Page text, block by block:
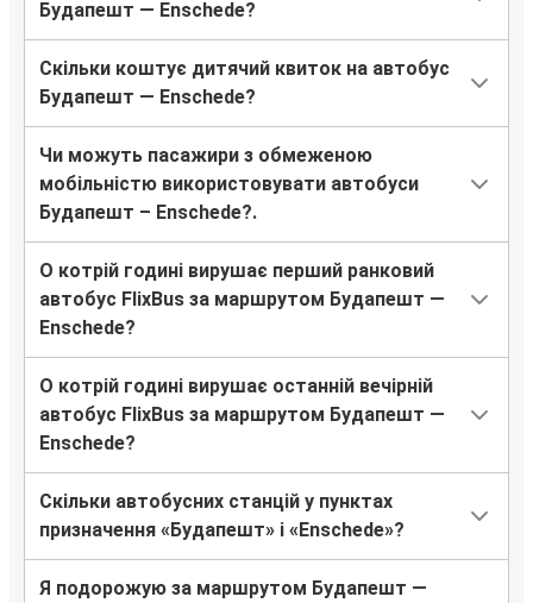
Будапешт — Enschede?
Скільки коштує дитячий квиток на автобус
Будапешт — Enschede?
Чи можуть пасажири з обмеженою
мобільністю використовувати автобуси
Будапешт – Enschede?.
О котрій годині вирушає перший ранковий
автобус FlixBus за маршрутом Будапешт —
Enschede?
О котрій годині вирушає останній вечірній
автобус FlixBus за маршрутом Будапешт —
Enschede?
Скільки автобусних станцій у пунктах
призначення «Будапешт» і «Enschede»?
Я подорожую за маршрутом Будапешт —